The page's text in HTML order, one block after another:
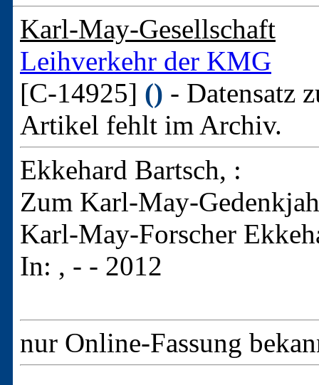
Karl-May-Gesellschaft
Leihverkehr der KMG
[C-14925] () - Datensatz
Artikel fehlt im Archiv.
Ekkehard Bartsch, :
Zum Karl-May-
Karl-May-Forscher
In: , - - 2012
nur Online-Fassung